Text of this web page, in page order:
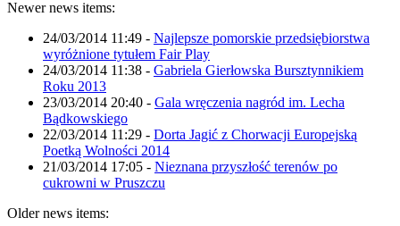
Newer news items:
24/03/2014 11:49 - Najlepsze pomorskie przedsiębiorstwa
wyróżnione tytułem Fair Play
24/03/2014 11:38 - Gabriela Gierłowska Bursztynnikiem
Roku 2013
23/03/2014 20:40 - Gala wręczenia nagród im. Lecha
Bądkowskiego
22/03/2014 11:29 - Dorta Jagić z Chorwacji Europejską
Poetką Wolności 2014
21/03/2014 17:05 - Nieznana przyszłość terenów po
cukrowni w Pruszczu
Older news items: